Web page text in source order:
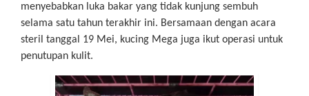
menyebabkan luka bakar yang tidak kunjung sembuh
selama satu tahun terakhir ini. Bersamaan dengan acara
steril tanggal 19 Mei, kucing Mega juga ikut operasi untuk
penutupan kulit.